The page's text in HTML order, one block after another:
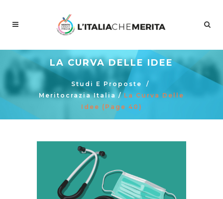
LA CURVA DELLE IDEE
Studi E Proposte
/
Meritocrazia Italia /La Curva Delle
Idee (Page 40)